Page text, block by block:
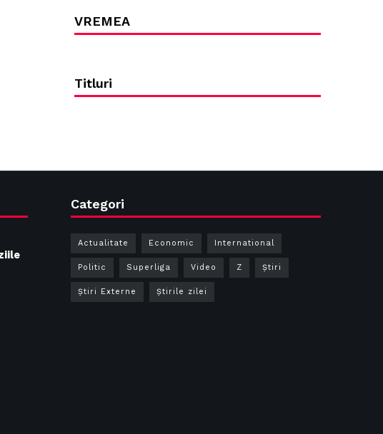
VREMEA
Titluri
Categori
Actualitate Economic International
Politic Superliga Video Z Ştiri
Știri Externe Știrile zilei